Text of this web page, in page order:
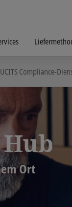
UCITS Compliance-
Ort